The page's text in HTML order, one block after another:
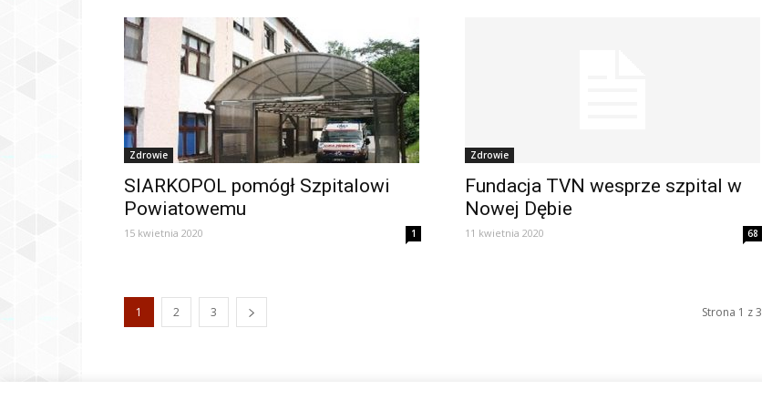
Zdrowie
SIARKOPOL pomógł Szpitalowi
Powiatowemu
15 kwietnia 2020 1
Zdrowie
Fundacja TVN wesprze szpital w
Nowej Dębie
11 kwietnia 2020 68
1 2 3 Strona 1 z 3